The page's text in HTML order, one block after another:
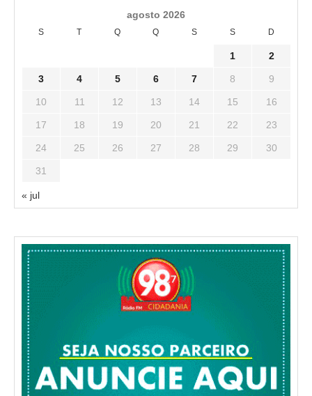
agosto 2026
S T Q Q S S D
1 2
3 4 5 6 7 8 9
10 11 12 13 14 15 16
17 18 19 20 21 22 23
24 25 26 27 28 29 30
31
« jul